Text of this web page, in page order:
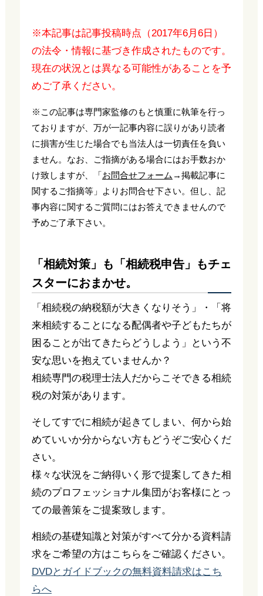
※本記事は記事投稿時点（2017年6月6日）
の法令・情報に基づき作成されたものです。
現在の状況とは異なる可能性があることを予
めご了承ください。
※この記事は専門家監修のもと慎重に執筆を行っ
ておりますが、万が一記事内容に誤りがあり読者
に損害が生じた場合でも当法人は一切責任を負い
ません。なお、ご指摘がある場合にはお手数おか
け致しますが、「お問合せフォーム →掲載記事に
関するご指摘等」よりお問合せ下さい。但し、記
事内容に関するご質問にはお答えできませんので
予めご了承下さい。
「相続対策」も「相続税申告」もチェ
スターにおまかせ。
「相続税の納税額が大きくなりそう」・「将
来相続することになる配偶者や子どもたちが
困ることが出てきたらどうしよう」という不
安な思いを抱えていませんか？
相続専門の税理士法人だからこそできる相続
税の対策があります。
そしてすでに相続が起きてしまい、何から始
めていいか分からない方もどうぞご安心くだ
さい。
様々な状況をご納得いく形で提案してきた相
続のプロフェッショナル集団がお客様にとっ
ての最善策をご提案致します。
相続の基礎知識と対策がすべて分かる資料請
求をご希望の方はこちらをご確認ください。
DVDとガイドブックの無料資料請求はこち
らへ